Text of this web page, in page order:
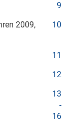
9
2009,
10
11
12
13
-
16